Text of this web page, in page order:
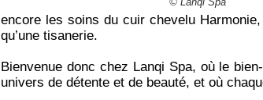
encore les soins du cuir chevelu
qu’une tisanerie.
Bienvenue donc chez Lanqi Spa, où le
univers de détente et de beauté, et où